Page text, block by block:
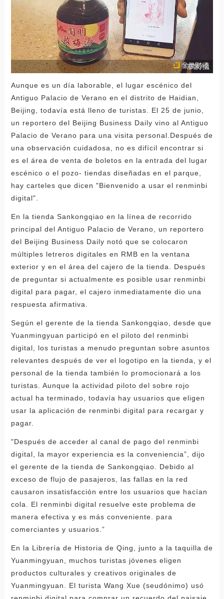
Aunque es un día laborable, el lugar escénico del
Antiguo Palacio de Verano en el distrito de Haidian,
Beijing, todavía está lleno de turistas. El 25 de junio,
un reportero del Beijing Business Daily vino al Antiguo
Palacio de Verano para una visita personal.Después de
una observación cuidadosa, no es difícil encontrar si
es el área de venta de boletos en la entrada del lugar
escénico o el pozo- tiendas diseñadas en el parque,
hay carteles que dicen "Bienvenido a usar el renminbi
digital".
En la tienda Sankongqiao en la línea de recorrido
principal del Antiguo Palacio de Verano, un reportero
del Beijing Business Daily notó que se colocaron
múltiples letreros digitales en RMB en la ventana
exterior y en el área del cajero de la tienda. Después
de preguntar si actualmente es posible usar renminbi
digital para pagar, el cajero inmediatamente dio una
respuesta afirmativa.
Según el gerente de la tienda Sankongqiao, desde que
Yuanmingyuan participó en el piloto del renminbi
digital, los turistas a menudo preguntan sobre asuntos
relevantes después de ver el logotipo en la tienda, y el
personal de la tienda también lo promocionará a los
turistas. Aunque la actividad piloto del sobre rojo
actual ha terminado, todavía hay usuarios que eligen
usar la aplicación de renminbi digital para recargar y
pagar.
"Después de acceder al canal de pago del renminbi
digital, la mayor experiencia es la conveniencia”, dijo
el gerente de la tienda de Sankongqiao. Debido al
exceso de flujo de pasajeros, las fallas en la red
causaron insatisfacción entre los usuarios que hacían
cola. El renminbi digital resuelve este problema de
manera efectiva y es más conveniente. para
comerciantes y usuarios.”
En la Librería de Historia de Qing, junto a la taquilla de
Yuanmingyuan, muchos turistas jóvenes eligen
productos culturales y creativos originales de
Yuanmingyuan. El turista Wang Xue (seudónimo) usó